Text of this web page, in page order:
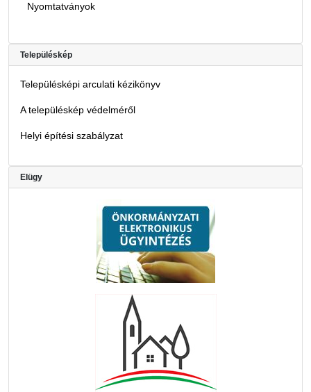
Nyomtatványok
Településkép
Településképi arculati kézikönyv
A településkép védelméről
Helyi építési szabályzat
Elügy